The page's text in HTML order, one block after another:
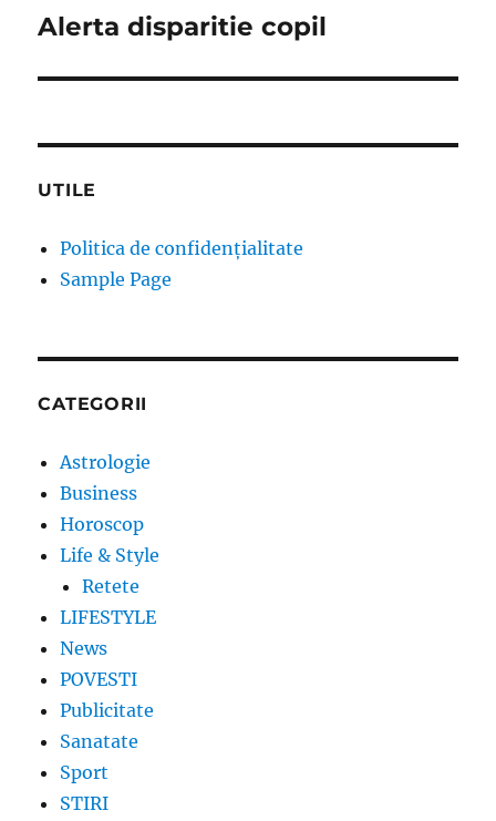
Next
Alerta disparitie copil
UTILE
Politica de confidențialitate
Sample Page
CATEGORII
Astrologie
Business
Horoscop
Life & Style
Retete
LIFESTYLE
News
POVESTI
Publicitate
Sanatate
Sport
STIRI